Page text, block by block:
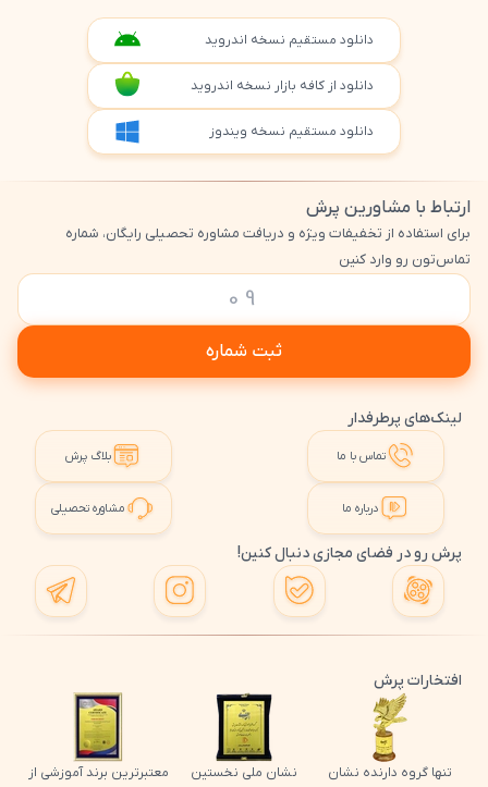
دانلود مستقیم نسخه اندروید
دانلود از کافه بازار نسخه اندروید
دانلود مستقیم نسخه ویندوز
ارتباط با مشاورین پرش
برای استفاده از تخفیفات ویژه و دریافت مشاوره تحصیلی رایگان، شماره
تماس‌تون رو وارد کنین
ثبت شماره
لینک‌های پرطرفدار
تماس با ما بلاگ پرش
درباره ما مشاوره تحصیلی
پرش رو در فضای مجازی دنبال کنین!
افتخارات پرش
تنها گروه دارنده نشان
نشان ملی نخستین
معتبرترین برند آموزشی از